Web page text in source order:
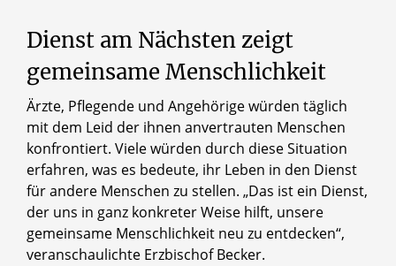
Dienst am Nächsten zeigt
gemeinsame Menschlichkeit
Ärzte, Pflegende und Angehörige würden täglich
mit dem Leid der ihnen anvertrauten Menschen
konfrontiert. Viele würden durch diese Situation
erfahren, was es bedeute, ihr Leben in den Dienst
für andere Menschen zu stellen. „Das ist ein Dienst,
der uns in ganz konkreter Weise hilft, unsere
gemeinsame Menschlichkeit neu zu entdecken“,
veranschaulichte Erzbischof Becker.